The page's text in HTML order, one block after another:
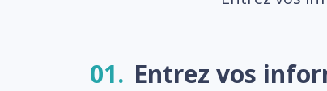
01. Entrez vos